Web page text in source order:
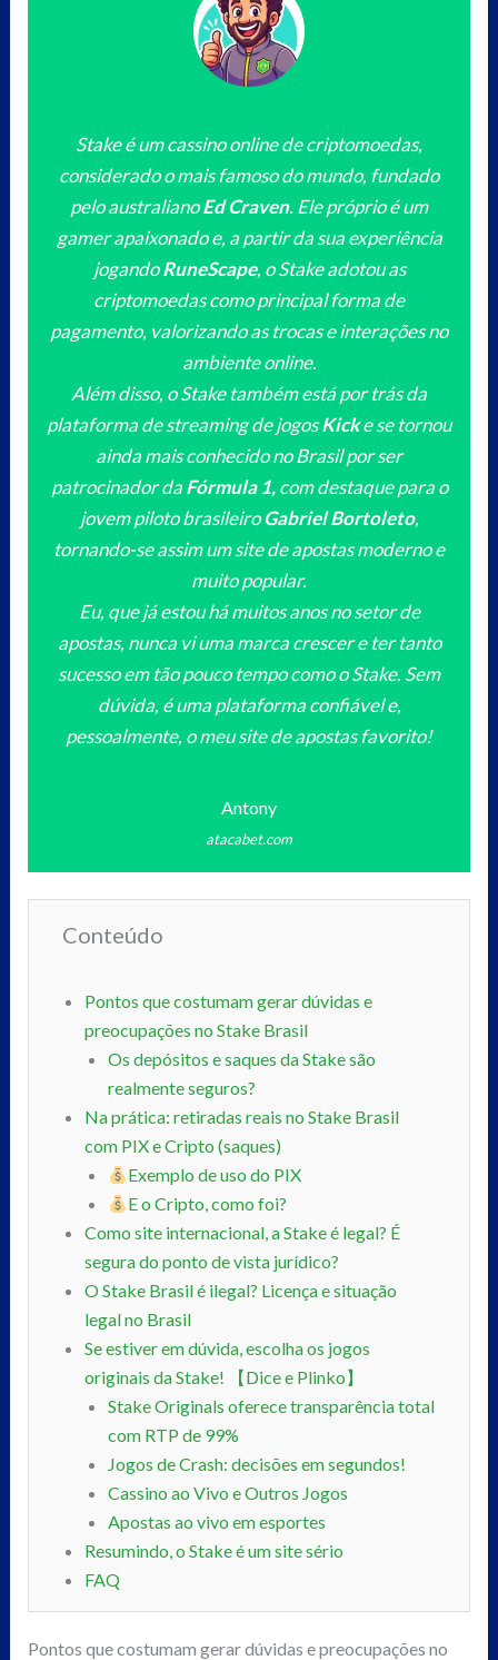
Stake é um cassino online de criptomoedas,
considerado o mais famoso do mundo, fundado
pelo australianoEd Craven. Ele próprio é um
gamer apaixonado e, a partir da sua experiência
jogandoRuneScape, o Stake adotou as
criptomoedas como principal forma de
pagamento, valorizando as trocas e interações no
ambiente online.
Além disso, o Stake também está por trás da
plataforma de streaming de jogosKicke se tornou
ainda mais conhecido no Brasil por ser
patrocinador daFórmula 1,com destaque para o
jovem piloto brasileiroGabriel Bortoleto,
tornando-se assim um site de apostas moderno e
muito popular.
Eu, que já estou há muitos anos no setor de
apostas, nunca vi uma marca crescer e ter tanto
sucesso em tão pouco tempo como o Stake. Sem
dúvida, é uma plataforma confiável e,
pessoalmente, o meu site de apostas favorito!
Antony
atacabet.com
Conteúdo
Pontos que costumam gerar dúvidas e
preocupações no Stake Brasil
Os depósitos e saques da Stake são
realmente seguros?
Na prática: retiradas reais no Stake Brasil
com PIX e Cripto (saques)
Exemplo de uso do PIX
E o Cripto, como foi?
Como site internacional, a Stake é legal? É
segura do ponto de vista jurídico?
O Stake Brasil é ilegal? Licença e situação
legal no Brasil
Se estiver em dúvida, escolha os jogos
originais da Stake! 【Dice e Plinko】
Stake Originals oferece transparência total
com RTP de 99%
Jogos de Crash: decisões em segundos!
Cassino ao Vivo e Outros Jogos
Apostas ao vivo em esportes
Resumindo, o Stake é um site sério
FAQ
Pontos que costumam gerar dúvidas e preocupações no